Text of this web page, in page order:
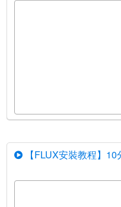
【FLUX安裝教程】